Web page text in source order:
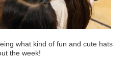
what kind of fun and cute hats
the week!